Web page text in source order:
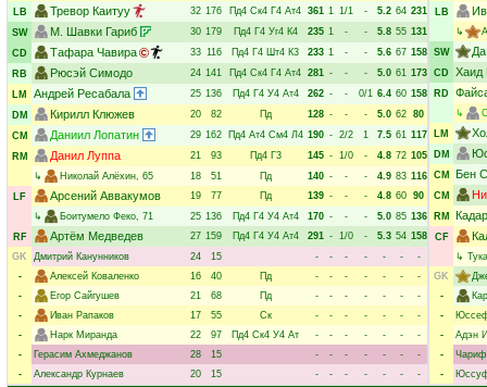
LB
Тревор Каитуу 32 176 Пд4 Ск4 Г4 Ат4 361 1 1/1 - 5.2 64 231
SW
М. Шавки Гариб 30 179 Пд4 Г4 Уг4 К4 235 1 - - 5.8 55 131
CD
Тафара Чавира 33 116 Пд4 Г4 Шт4 К3 233 1 - - 5.6 67 158
RB
Рюсэй Симодо 24 141 Пд4 Ск4 Г4 Ат4 281 - - - 5.0 61 173
LM
Андрей Ресабала 25 136 Пд4 Г4 У4 Ат4 262 - - 0/1 6.4 60 158
DM
Кирилл Клюжев 20 82 Пд 128 - - - 5.0 62 80
CM
Даниил Лопатин 29 162 Пд4 Ат4 См4 Л4 190 - 2/2 1 7.5 61 117
RM
Данил Луппа 21 93 Пд4 Г3 145 - 1/0 - 4.8 72 105
↳
Николай Алёхин, 65 18 51 Пд 140 - - - 4.9 83 116
LF
Арсений Аввакумов 19 77 Пд 139 - - - 4.8 60 90
↳
Боитумело Феко, 71 25 136 Пд4 Г4 У4 Ат4 170 - - - 5.0 85 136
RF
Артём Медведев 27 159 Пд4 Г4 У4 Ат4 291 - 1/0 - 5.3 54 158
GK
Дмитрий Канунников 24 15 - - - - - -
-
-
Алексей Коваленко 16 40 Пд - - - - - -
-
-
Егор Сайгушев 21 68 Пд - - - - - -
-
-
Иван Рапаков 17 55 Ск - - - - - -
-
-
Нарк Миранда 22 97 Пд4 Ск4 У4 Ат - - - - - -
-
-
Герасим Ахмеджанов 28 15 - - - - - -
-
-
Александр Курнаев 20 15 - - - - - - -
LB
↳
SW
CD Хаид
RD
↳
LM
DM
CM Бен
CM
RM
CF
↳
GK
-
-
-
Адэн
-
Чариф
-